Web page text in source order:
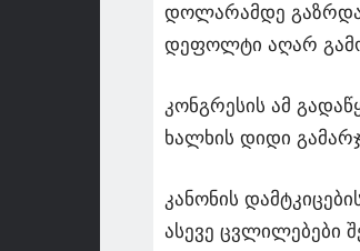
დოლარამდე
დეფოლტი აღარ
კონგრესის ამ
ხალხის დიდი
კანონის
ასევე ცვლილებები